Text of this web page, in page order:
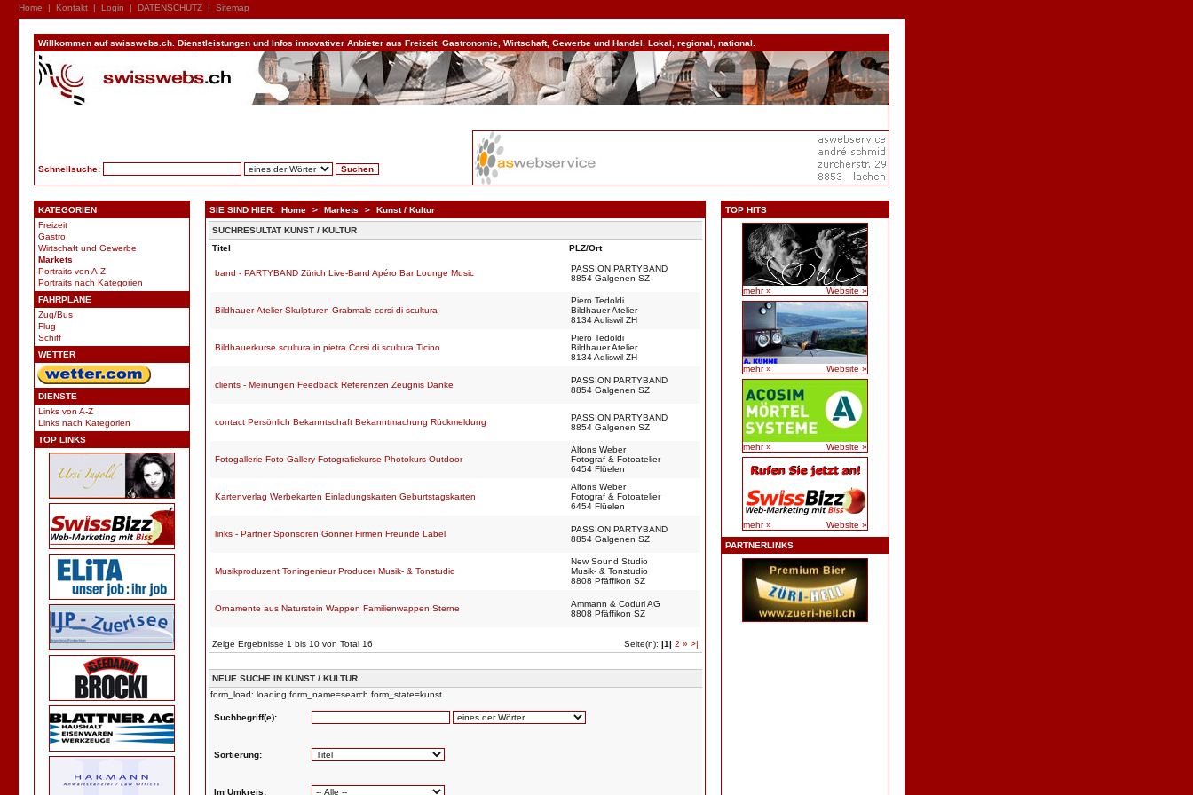
Home | Kontakt | Login | DATENSCHUTZ | Sitemap
Willkommen auf swisswebs.ch. Dienstleistungen und Infos innovativer Anbieter aus Freizeit, Gastronomie, Wirtschaft, Gewerbe und Handel. Lokal, regional, national.
Schnellsuche:
KATEGORIEN
Freizeit
Gastro
Wirtschaft und Gewerbe
Markets
Portraits von A-Z
Portraits nach Kategorien
FAHRPLÄNE
Zug/Bus
Flug
Schiff
WETTER
DIENSTE
Links von A-Z
Links nach Kategorien
TOP LINKS
SIE SIND HIER: Home > Markets > Kunst / Kultur
SUCHRESULTAT KUNST / KULTUR
Titel
PLZ/Ort
band - PARTYBAND Zürich Live-Band Apéro Bar Lounge Music
PASSION PARTYBAND
8854 Galgenen SZ
Bildhauer-Atelier Skulpturen Grabmale corsi di scultura
Piero Tedoldi
Bildhauer Atelier
8134 Adliswil ZH
Bildhauerkurse scultura in pietra Corsi di scultura Ticino
Piero Tedoldi
Bildhauer Atelier
8134 Adliswil ZH
clients - Meinungen Feedback Referenzen Zeugnis Danke
PASSION PARTYBAND
8854 Galgenen SZ
contact Persönlich Bekanntschaft Bekanntmachung Rückmeldung
PASSION PARTYBAND
8854 Galgenen SZ
Fotogallerie Foto-Gallery Fotografiekurse Photokurs Outdoor
Alfons Weber
Fotograf & Fotoatelier
6454 Flüelen
Kartenverlag Werbekarten Einladungskarten Geburtstagskarten
Alfons Weber
Fotograf & Fotoatelier
6454 Flüelen
links - Partner Sponsoren Gönner Firmen Freunde Label
PASSION PARTYBAND
8854 Galgenen SZ
Musikproduzent Toningenieur Producer Musik- & Tonstudio
New Sound Studio
Musik- & Tonstudio
8808 Pfäffikon SZ
Ornamente aus Naturstein Wappen Familienwappen Sterne
Ammann & Coduri AG
8808 Pfäffikon SZ
Zeige Ergebnisse 1 bis 10 von Total 16 Seite(n): |1| 2 » >|
NEUE SUCHE IN KUNST / KULTUR
form_load: loading form_name=search form_state=kunst
Suchbegriff(e):
Sortierung:
Im Umkreis:
TOP HITS
mehr » Website »
mehr » Website »
mehr » Website »
mehr » Website »
PARTNERLINKS